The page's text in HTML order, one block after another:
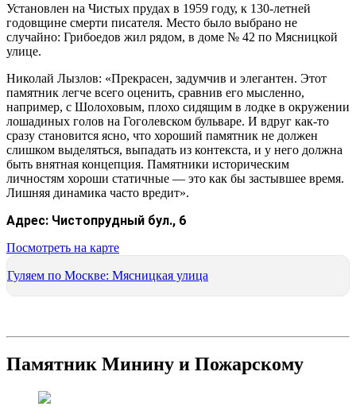
Установлен на Чистых прудах в 1959 году, к 130-летней
годовщине смерти писателя. Место было выбрано не
случайно: Грибоедов жил рядом, в доме № 42 по Мясницкой
улице.
Николай Лызлов: «Прекрасен, задумчив и элегантен. Этот
памятник легче всего оценить, сравнив его мысленно,
например, с Шолоховым, плохо сидящим в лодке в окружении
лошадиных голов на Гоголевском бульваре. И вдруг как-то
сразу становится ясно, что хороший памятник не должен
слишком выделяться, выпадать из контекста, и у него должна
быть внятная концепция. Памятники историческим
личностям хороши статичные — это как бы застывшее время.
Лишняя динамика часто вредит».
Адрес: Чистопрудный бул., 6
Посмотреть на карте
Гуляем по Москве: Мясницкая улица
Памятник Минину и Пожарскому